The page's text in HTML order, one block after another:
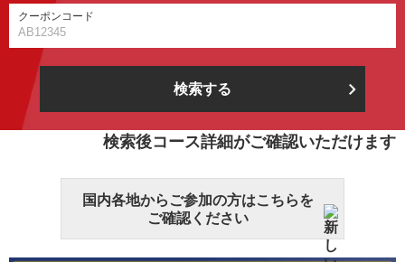
クーポンコード
検索する
検索後コース詳細がご確認いただけます
国内各地からご参加の方はこちらを
ご確認ください